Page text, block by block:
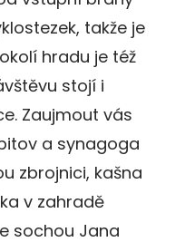
takže je
hradu je též
stojí i
Zaujmout vás
a synagoga
zbrojnici, kašna
v zahradě
sochou Jana